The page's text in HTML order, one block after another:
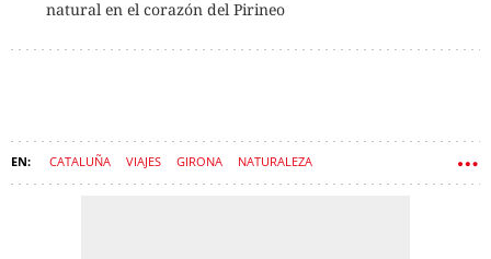
natural en el corazón del Pirineo
CATALUÑA VIAJES GIRONA NATURALEZA